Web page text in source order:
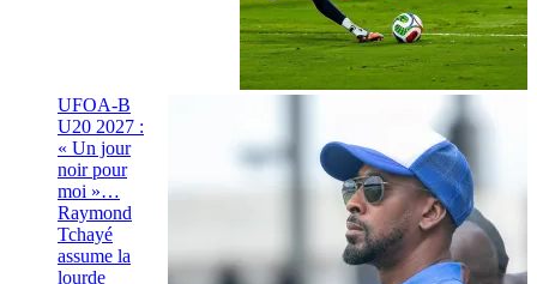
UFOA-B
U20 2027 :
« Un jour
noir pour
moi »…
Raymond
Tchayé
assume la
lourde